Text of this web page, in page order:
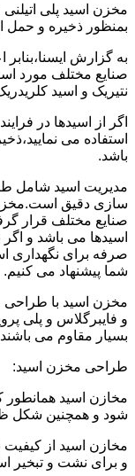
مخزن اسید پلی
بمنظور ذخیره و حمل
به گزارش ایسنا،بنابر
صنایع مختلف مورد
نتیریک و اسید
اگر از اسیدها در
استفاده می
باشد.
مدیریت اسید شامل
سازی دقیق
صنایع مختلف قرار
اسیدها می باشد و
صرفه برای نگهداری
شما پیشنهاد می کنیم.
مخزن اسید با طراحی
و فایبرگلاس و پلی
بسیار مقاوم می
طراحی مخزن اسید:
مخازن اسید همانطور
شود و همچنین شکل
مخازن اسید از کیفیت
و برای نشت و تبخیر